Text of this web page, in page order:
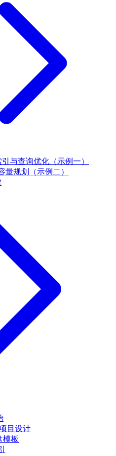
与查询优化（示例一）
量规划（示例二）
目设计
模板